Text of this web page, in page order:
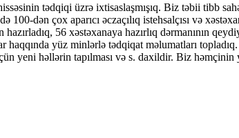
tədqiqi üzrə ixtisaslaşmışıq. Biz təbii tibb
dən çox aparıcı əczaçılıq istehsalçısı və
56 xəstəxanaya hazırlıq dərmanının
yüz minlərlə tədqiqat məlumatları
yeni həllərin tapılması və s. daxildir. Biz